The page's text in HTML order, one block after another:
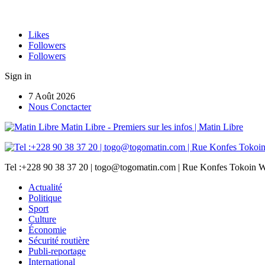
Likes
Followers
Followers
Sign in
7 Août 2026
Nous Conctacter
Matin Libre - Premiers sur les infos | Matin Libre
Tel :+228 90 38 37 20 | togo@togomatin.com | Rue Konfes Tokoin
Actualité
Politique
Sport
Culture
Économie
Sécurité routière
Publi-reportage
International